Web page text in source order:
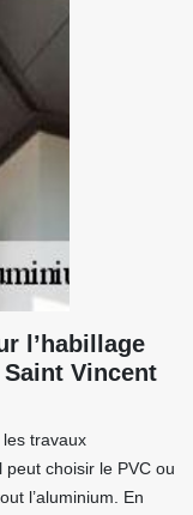
l’habillage
Vincent
travaux
peut choisir le PVC ou
l’aluminium. En